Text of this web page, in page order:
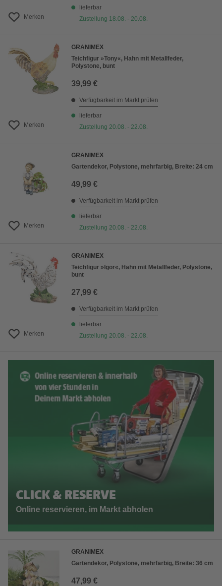
Merken
lieferbar
Zustellung 18.08. - 20.08.
Merken
GRANIMEX
Teichfigur »Tony«, Hahn mit Metallfeder,
Polystone, bunt
39,99 €
Verfügbarkeit im Markt prüfen
lieferbar
Zustellung 20.08. - 22.08.
Merken
GRANIMEX
Gartendekor, Polystone, mehrfarbig, Breite: 24 cm
49,99 €
Verfügbarkeit im Markt prüfen
lieferbar
Zustellung 20.08. - 22.08.
Merken
GRANIMEX
Teichfigur »Igor«, Hahn mit Metallfeder, Polystone,
bunt
27,99 €
Verfügbarkeit im Markt prüfen
lieferbar
Zustellung 20.08. - 22.08.
CLICK & RESERVE
Online reservieren, im Markt abholen
GRANIMEX
Gartendekor, Polystone, mehrfarbig, Breite: 36 cm
47,99 €